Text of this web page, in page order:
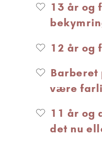
13 år og
12 år og
Barberet
være
11 år og
det nu